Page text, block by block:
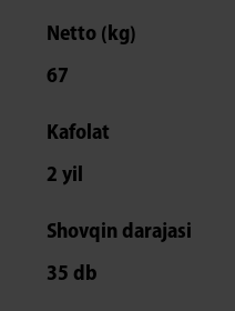
Netto (kg)
67
Kafolat
2 yil
Shovqin darajasi
35 db